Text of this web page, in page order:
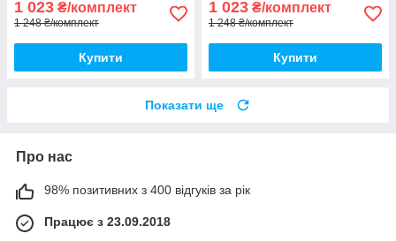
1 023 ₴/комплект
1 248 ₴/комплект
Купити
1 023 ₴/комплект
1 248 ₴/комплект
Купити
Показати ще
Про нас
98% позитивних з 400 відгуків за рік
Працює з 23.09.2018